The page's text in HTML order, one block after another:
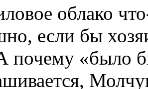
облако
если бы
почему «было